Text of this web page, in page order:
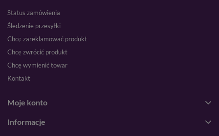
Status zamówienia
Śledzenie przesyłki
Chcę zareklamować produkt
Chcę zwrócić produkt
Chcę wymienić towar
Kontakt
Moje konto
Informacje